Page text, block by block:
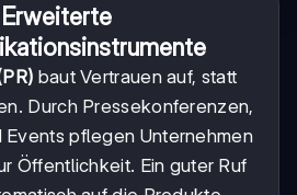
Erweiterte
baut Vertrauen auf, statt
Durch Pressekonferenzen,
pflegen Unternehmen
Öffentlichkeit. Ein guter Ruf